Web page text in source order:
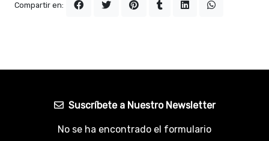
Compartir en:
Suscríbete a Nuestro Newsletter
No se ha encontrado el formulario